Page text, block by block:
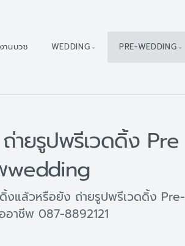
งานบวช WEDDING PRE-WEDDING
ายรูปพรีเวดดิ้ง Pre
wedding
งแล้วหรือยัง ถ่ายรูปพรีเวดดิ้ง Pre-
าชีพ 087-8892121